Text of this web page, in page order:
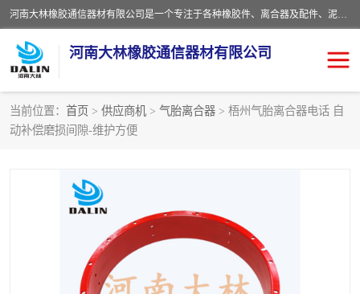
河南大林橡胶通信器材有限公司是一个专注于各种橡胶件、离合器及配件、泥浆泵及配件等产品设计制造和加工的企业。产品应用于矿山、冶金、石油、钢铁、化工、水泥、船舶、造纸、通用机械等各种大功率机械传动或制动装置。
河南大林橡胶通信器材有限公司
当前位置： 首页 > 供应商机 > 气胎离合器 > 梧州气胎离合器电话 自
动补偿磨损间隙-维护方便